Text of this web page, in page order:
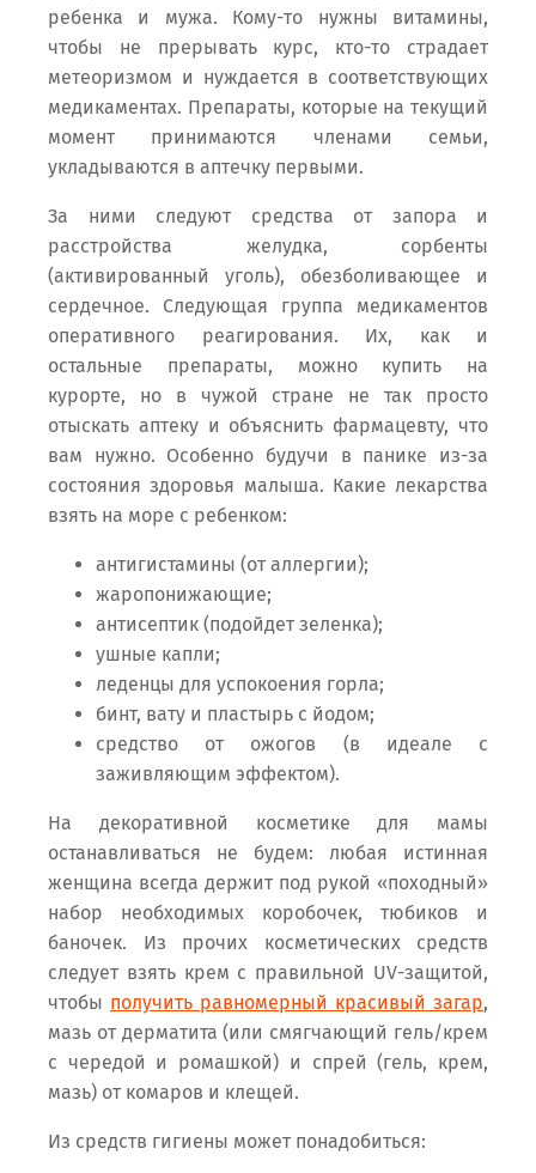
ребенка и мужа. Кому-то нужны витамины,
чтобы не прерывать курс, кто-то страдает
метеоризмом и нуждается в соответствующих
медикаментах. Препараты, которые на текущий
момент принимаются членами семьи,
укладываются в аптечку первыми.
За ними следуют средства от запора и
расстройства желудка, сорбенты
(активированный уголь), обезболивающее и
сердечное. Следующая группа медикаментов
оперативного реагирования. Их, как и
остальные препараты, можно купить на
курорте, но в чужой стране не так просто
отыскать аптеку и объяснить фармацевту, что
вам нужно. Особенно будучи в панике из-за
состояния здоровья малыша. Какие лекарства
взять на море с ребенком:
антигистамины (от аллергии);
жаропонижающие;
антисептик (подойдет зеленка);
ушные капли;
леденцы для успокоения горла;
бинт, вату и пластырь с йодом;
средство от ожогов (в идеале с
заживляющим эффектом).
На декоративной косметике для мамы
останавливаться не будем: любая истинная
женщина всегда держит под рукой «походный»
набор необходимых коробочек, тюбиков и
баночек. Из прочих косметических средств
следует взять крем с правильной UV-защитой,
чтобы получить равномерный красивый загар,
мазь от дерматита (или смягчающий гель/крем
с чередой и ромашкой) и спрей (гель, крем,
мазь) от комаров и клещей.
Из средств гигиены может понадобиться: